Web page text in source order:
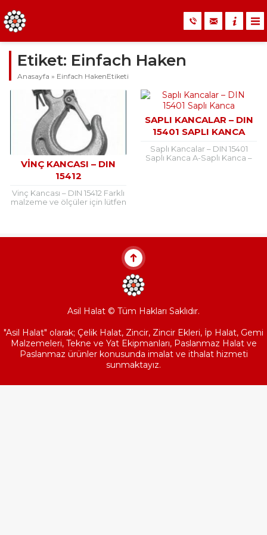
Etiket: Einfach Haken
Anasayfa » Einfach HakenEtiketi
VINÇ KANCASI – DIN
15412
Vinç Kancası – DIN 15412 Farklı
malzeme ve ölçüler için lütfen
SAPLI KANCALAR – DIN
15401 SAPLI KANCA
Saplı Kancalar – DIN 15401
Saplı Kanca A-Saplı Kanca –
Asil Halat © Tüm Hakları Saklıdır.
"Asil Halat" olarak; Çelik Halat, Zincir, Zincir Ekleri, İp Halat, Gemi
Malzemeleri, Tekne ve Yat Ekipmanları, Paslanmaz Halat ve
Paslanmaz ürünler konusunda imalat ve ithalat hizmeti
sunmaktayız.